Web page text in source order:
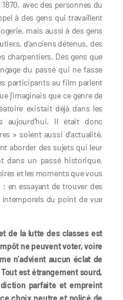
avec des personnes du
à des gens qui travaillent
mais aussi à des gens
d’anciens détenus, des
charpentiers. Des gens que
du passé qui ne fasse
participants au film parlent
j’imaginais que ce genre de
existait déjà dans les
aujourd’hui. Il était donc
» soient aussi d’actualité,
aborder des sujets qui leur
dans un passé historique.
et les moments que vous
en essayant de trouver des
du point de vue
de la lutte des classes est
ne peuvent voter, voire
n’advient aucun éclat de
est étrangement sourd,
parfaite et empreint
choix neutre et policé de